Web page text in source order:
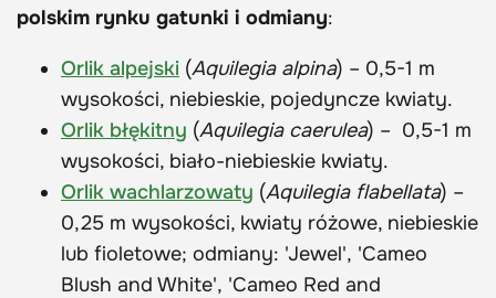
polskim rynku gatunki i odmiany:
Orlik alpejski (Aquilegia alpina) – 0,5-1 m
wysokości, niebieskie, pojedyncze kwiaty.
Orlik błękitny (Aquilegia caerulea) – 0,5-1 m
wysokości, biało-niebieskie kwiaty.
Orlik wachlarzowaty (Aquilegia flabellata) –
0,25 m wysokości, kwiaty różowe, niebieskie
lub fioletowe; odmiany: 'Jewel', 'Cameo
Blush and White', 'Cameo Red and